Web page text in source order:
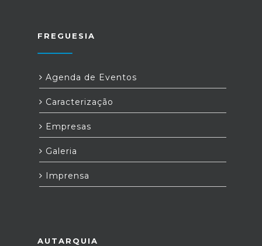
FREGUESIA
Agenda de Eventos
Caracterização
Empresas
Galeria
Imprensa
AUTARQUIA